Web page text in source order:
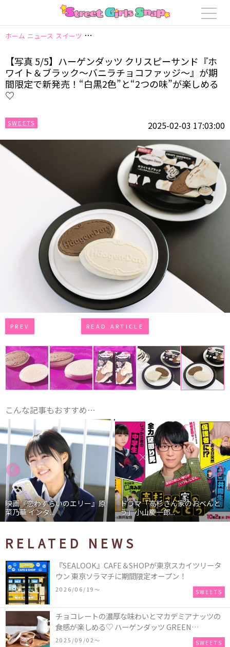
ホーム ニュース スイーツ 【写真 5/5】ハーゲンダッツ クリスピーサンド
【写真 5/5】ハーゲンダッツ クリスピーサンド『ホ
ワイト＆ブラック～バニラチョコファッジ～』が期
間限定で新発売！“白黒2色”と“2つの味”が楽しめる
♡
SWEETS 2025-02-03 17:03:00
PREV READ ARTICLE
こんな記事もおすすめ…
映画『恋わずらいのエリー』原
菜乃華 インタ...
ドラマ「高杉さん家のおべんと
う」小山慶一郎...
RELATED NEWS
『SEALOOK』CAFE＆SHOPが東京スカイツリータ
ウン 東京ソラマチに期間限定オープン！
2026/06/19〜 SWEETS
チョコレートの濃厚な味わいとマカデミアナッツの
食感が楽しめる♡ ハーゲンダッツ GREEN
CRAFT(グリーンクラフト) ミニカップ『チョコレー
2025/09/02〜 SWEETS